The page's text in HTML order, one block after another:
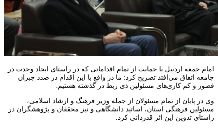
امام جمعه اردبیل با حمایت از تمام اقداماتی که در راستای ایجاد وحدت در
جامعه اتفاق می‌افتد تصریح کرد: ما در واقع با این اقدام در صدد جبران
قصور و کم کاری‌های مسئولین ذی ربط در گذشته هستیم.
وی در پایان از تمام مسئولان از جمله وزیر فرهنگ و ارشاد اسلامی،
مسئولین فرهنگی استان، اساتید دانشگاهی و نیز محققان و پژوهشگران در
راستای تدوین این اثر قدردانی کرد.